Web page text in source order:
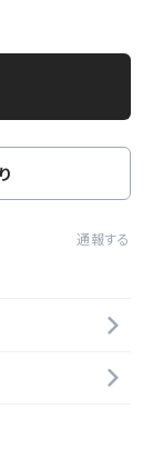
通報する